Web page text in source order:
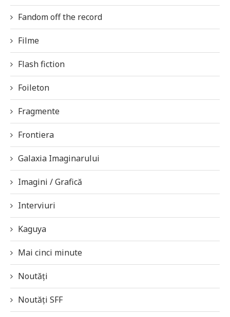
Fandom off the record
Filme
Flash fiction
Foileton
Fragmente
Frontiera
Galaxia Imaginarului
Imagini / Grafică
Interviuri
Kaguya
Mai cinci minute
Noutăți
Noutăți SFF